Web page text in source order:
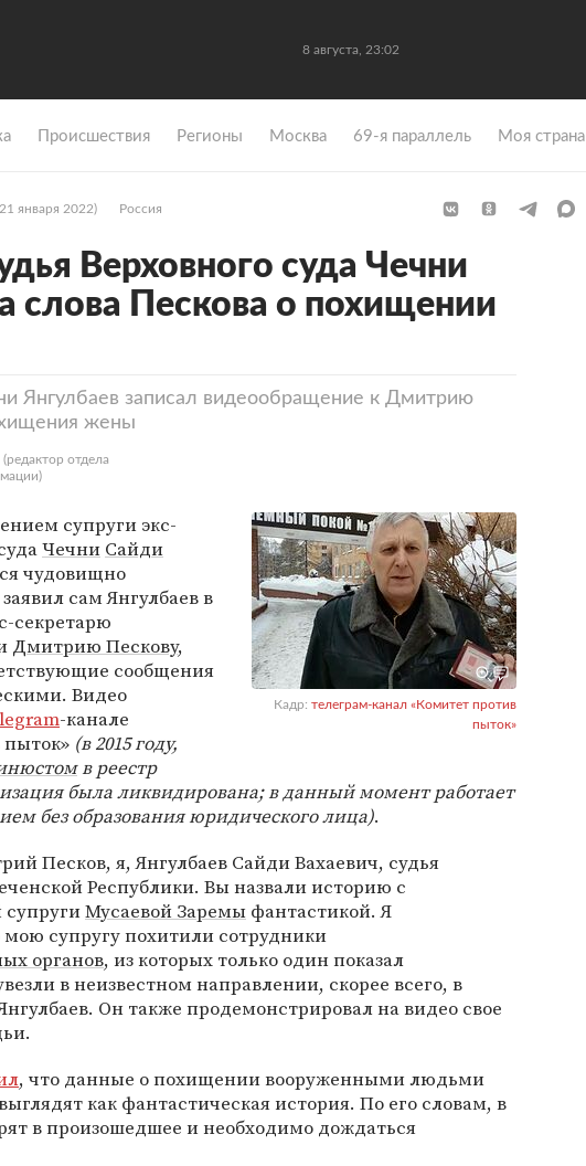
8 августа, 23:02
Происшествия Регионы Москва 69-я параллель Моя страна
января 2022) Россия
Верховного суда Чечни
слова Пескова о похищении
Янгулбаев записал видеообращение к Дмитрию
жены
(редактор отдела
Кадр: телеграм-канал «Комитет против
пыток»
супруги экс-
Чечни Сайди
чудовищно
сам Янгулбаев в
секретарю
Дмитрию Пескову,
сообщения
Видео
-канале
(в 2015 году,
в реестр
была ликвидирована; в данный момент работает
без образования юридического лица).
Песков, я, Янгулбаев Сайди Вахаевич, судья
Республики. Вы назвали историю с
Мусаевой Заремы фантастикой. Я
супругу похитили сотрудники
органов, из которых только один показал
в неизвестном направлении, скорее всего, в
Он также продемонстрировал на видео свое
, что данные о похищении вооруженными людьми
как фантастическая история. По его словам, в
в произошедшее и необходимо дождаться